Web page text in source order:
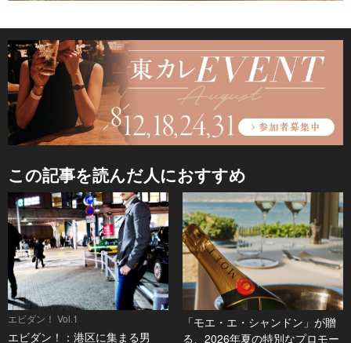
この記事を読んだ人におすすめ
エビダン！ Vol.1
エビダン！：港区に集まる男
「モエ・エ・シャンドン」が贈
る、2026年夏の特別なプロモー